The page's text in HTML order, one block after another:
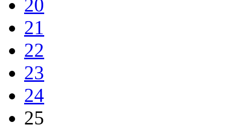
20
21
22
23
24
25